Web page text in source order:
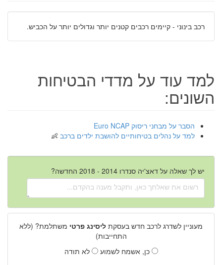
רכב בינוני - קיימים רכבים קטנים יותר וגדולים יותר על הכביש.
למד עוד על מדדי הבטיחות
השונים:
הסבר על מבחני ריסוק Euro NCAP
למד על נהלים בטיחותיים להושבת ילדים ברכב
יש לך שאלה על דאצ'יה סנדרו 2014 - 2018 החדשה?
מעוניין לשדרג לרכב חדש בעסקת ליסינג פרטי משתלמת? (ללא
התחייבות)
כן, אשמח לשמוע
לא תודה